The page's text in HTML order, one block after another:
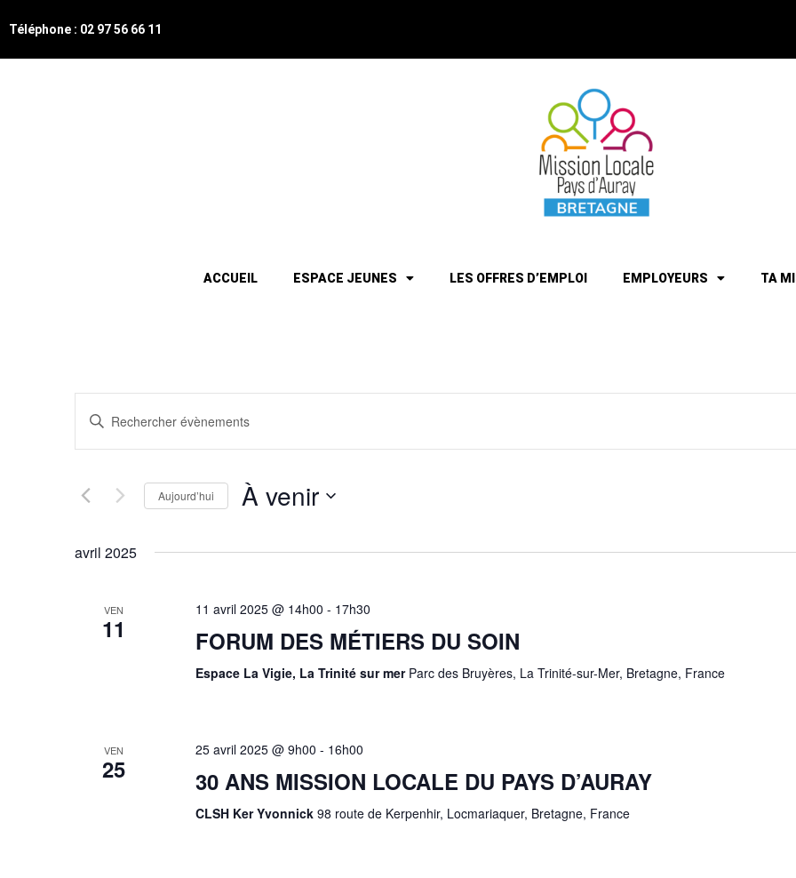
Téléphone : 02 97 56 66 11
ACCUEIL ESPACE JEUNES LES OFFRES D’EMPLOI EMPLOYEURS TA
Recherche
et
navigation
de
vues
Saisir
mot-
Rechercher
mot-
Aujourd’hui À venir
date.
avril 2025
VEN
11
11 avril 2025 @ 14h00 - 17h30
FORUM DES MÉTIERS DU SOIN
Espace La Vigie, La Trinité sur mer Parc des Bruyères, La Trinité-sur-Mer, Bretagne, France
VEN
25
25 avril 2025 @ 9h00 - 16h00
30 ANS MISSION LOCALE DU PAYS D’AURAY
CLSH Ker Yvonnick 98 route de Kerpenhir, Locmariaquer, Bretagne, France